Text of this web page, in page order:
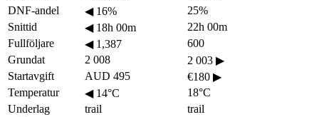
DNF-andel
◀16%
25%
Snittid
◀18h 00m
22h 00m
Fullföljare
◀1,387
600
Grundat
2 008 2 003 ▶
Startavgift
AUD 495 €180 ▶
Temperatur
◀14°C
18°C
Underlag
trail
trail